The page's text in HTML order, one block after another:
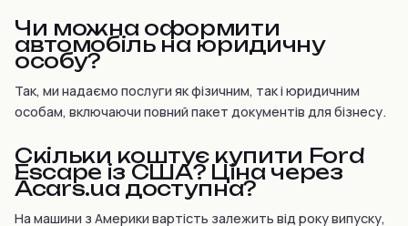
Чи можна оформити
автомобіль на юридичну
особу?
Так, ми надаємо послуги як фізичним, так і юридичним
особам, включаючи повний пакет документів для бізнесу.
Скільки коштує купити Ford
Escape із США? Ціна через
Acars.ua доступна?
На машини з Америки вартість залежить від року випуску,